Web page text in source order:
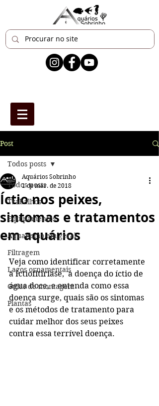
Post
Todos posts
Trabalhos
Equipamentos
Aquarismo em geral
Filtragem
Lagos ornamentais
Guias de montagem
Plantas
Todos posts
Íctio nos peixes,
sintomas e tratamentos
em aquários
Aquários Sobrinho
1 de mar. de 2018
Veja como identificar corretamente
a Ictiofitiríase,  a doença do íctio de
água doce, e entenda como essa
doença surge, quais são os sintomas
e os métodos de tratamento para
cuidar melhor dos seus peixes
contra essa terrível doença.